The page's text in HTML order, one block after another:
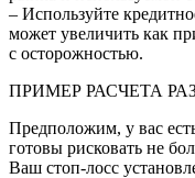
– Используйте
может увеличить как
с осторожностью.
ПРИМЕР РАСЧЕТА
Предположим, у вас
готовы рисковать не
Ваш стоп-лосс